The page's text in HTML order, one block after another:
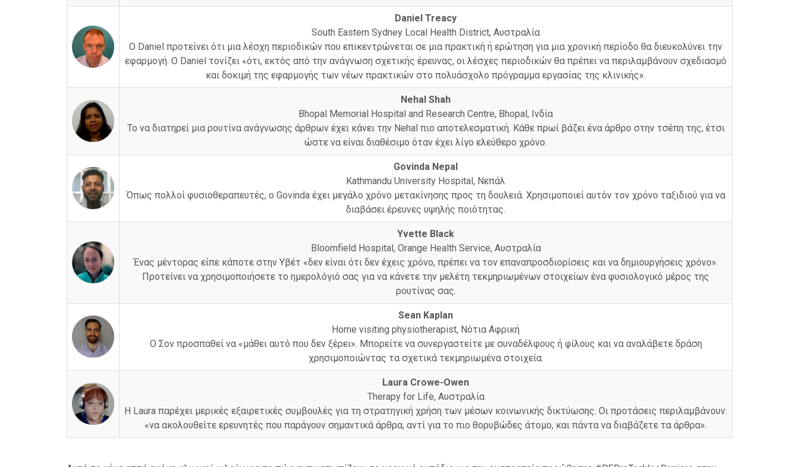
Daniel Treacy
South Eastern Sydney Local Health District, Αυστραλία
Ο Daniel προτείνει ότι μια λέσχη περιοδικών που επικεντρώνεται σε μια πρακτική ή ερώτηση για μια χρονική περίοδο θα διευκολύνει την
εφαρμογή. Ο Daniel τονίζει «ότι, εκτός από την ανάγνωση σχετικής έρευνας, οι λέσχες περιοδικών θα πρέπει να περιλαμβάνουν σχεδιασμό
και δοκιμή της εφαρμογής των νέων πρακτικών στο πολυάσχολο πρόγραμμα εργασίας της κλινικής».
Nehal Shah
Bhopal Memorial Hospital and Research Centre, Bhopal, Ινδία
Το να διατηρεί μια ρουτίνα ανάγνωσης άρθρων έχει κάνει την Nehal πιο αποτελεσματική. Κάθε πρωί βάζει ένα άρθρο στην τσέπη της, έτσι
ώστε να είναι διαθέσιμο όταν έχει λίγο ελεύθερο χρόνο.
Govinda Nepal
Kathmandu University Hospital, Νεπάλ
Όπως πολλοί φυσιοθεραπευτές, ο Govinda έχει μεγάλο χρόνο μετακίνησης προς τη δουλειά. Χρησιμοποιεί αυτόν τον χρόνο ταξιδιού για να
διαβάσει έρευνες υψηλής ποιότητας.
Yvette Black
Bloomfield Hospital, Orange Health Service, Αυστραλία
Ένας μέντορας είπε κάποτε στην Υβέτ «δεν είναι ότι δεν έχεις χρόνο, πρέπει να τον επαναπροσδιορίσεις και να δημιουργήσεις χρόνο».
Προτείνει να χρησιμοποιήσετε το ημερολόγιό σας για να κάνετε την μελέτη τεκμηριωμένων στοιχείων ένα φυσιολογικό μέρος της
ρουτίνας σας.
Sean Kaplan
Home visiting physiotherapist, Νότια Αφρική
Ο Σον προσπαθεί να «μάθει αυτό που δεν ξέρει». Μπορείτε να συνεργαστείτε με συναδέλφους ή φίλους και να αναλάβετε δράση
χρησιμοποιώντας τα σχετικά τεκμηριωμένα στοιχεία.
Laura Crowe-Owen
Therapy for Life, Αυστραλία
Η Laura παρέχει μερικές εξαιρετικές συμβουλές για τη στρατηγική χρήση των μέσων κοινωνικής δικτύωσης. Οι προτάσεις περιλαμβάνουν:
«να ακολουθείτε ερευνητές που παράγουν σημαντικά άρθρα, αντί για το πιο θορυβώδες άτομο, και πάντα να διαβάζετε τα άρθρα».